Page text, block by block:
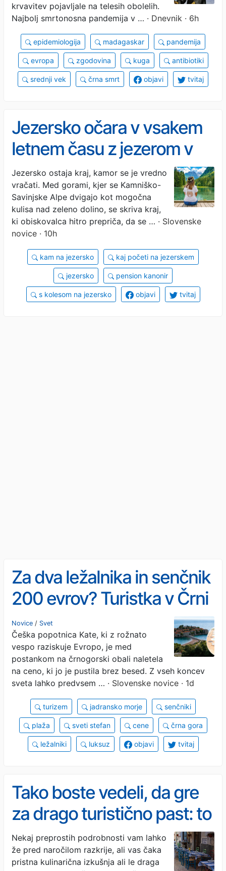
krvavitev pojavljale na telesih obolelih.
Najbolj smrtonosna pandemija v … · Dnevnik · 6h
epidemiologija madagaskar pandemija
evropa zgodovina kuga antibiotiki
srednji vek črna smrt objavi tvitaj
Jezersko očara v vsakem
letnem času z jezerom v
obliki srca in razgledi do
alpskih velikanov
Jezersko ostaja kraj, kamor se je vredno
vračati. Med gorami, kjer se Kamniško-
Savinjske Alpe dvigajo kot mogočna
kulisa nad zeleno dolino, se skriva kraj,
ki obiskovalca hitro prepriča, da se … · Slovenske
novice · 10h
kam na jezersko kaj početi na jezerskem
jezersko pension kanonir
s kolesom na jezersko objavi tvitaj
Za dva ležalnika in senčnik
200 evrov? Turistka v Črni
gori ostala brez besed
(VIDEO)
Novice / Svet
Češka popotnica Kate, ki z rožnato
vespo raziskuje Evropo, je med
postankom na črnogorski obali naletela
na ceno, ki jo je pustila brez besed. Z vseh koncev
sveta lahko predvsem … · Slovenske novice · 1d
turizem jadransko morje senčniki
plaža sveti stefan cene črna gora
ležalniki luksuz objavi tvitaj
Tako boste vedeli, da gre
za drago turistično past: to
je 6 znakov, da se je
restavraciji bolje na daleč
Nekaj preprostih podrobnosti vam lahko
že pred naročilom razkrije, ali vas čaka
pristna kulinarična izkušnja ali le draga